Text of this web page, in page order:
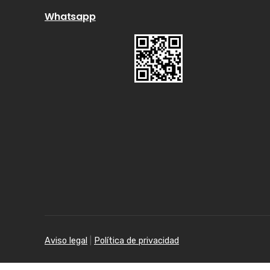
Whatsapp
Aviso legal Política de privacidad